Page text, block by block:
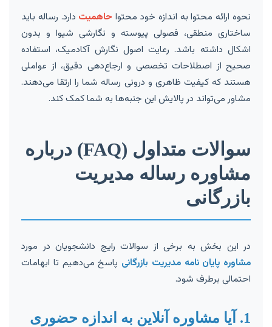
نحوه ارائه محتوا به اندازه خود محتوا حاهمیت دارد. رساله باید
ساختاری منطقی، فصولی پیوسته و نگارشی شیوا و بدون
اشکال داشته باشد. رعایت اصول نگارش آکادمیک، استفاده
صحیح از اصطلاحات تخصصی و ارجاع‌دهی دقیق، از عواملی
هستند که کیفیت ظاهری و درونی رساله شما را ارتقا می‌دهند.
مشاور می‌تواند در پالایش این جنبه‌ها به شما کمک کند.
سوالات متداول (FAQ) درباره
مشاوره رساله مدیریت
بازرگانی
در این بخش به برخی از سوالات رایج دانشجویان در مورد
مشاوره پایان نامه مدیریت بازرگانی پاسخ می‌دهیم تا ابهامات
احتمالی برطرف شود.
1. آیا مشاوره آنلاین به اندازه حضوری